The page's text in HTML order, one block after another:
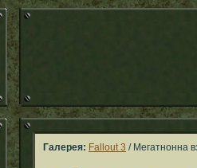
Галерея: Fallout 3 / Мегатнонна